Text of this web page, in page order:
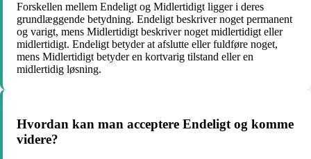
Forskellen mellem Endeligt og Midlertidigt ligger i deres
grundlæggende betydning. Endeligt beskriver noget permanent
og varigt, mens Midlertidigt beskriver noget midlertidigt eller
midlertidigt. Endeligt betyder at afslutte eller fuldføre noget,
mens Midlertidigt betyder en kortvarig tilstand eller en
midlertidig løsning.
Hvordan kan man acceptere Endeligt og komme
videre?